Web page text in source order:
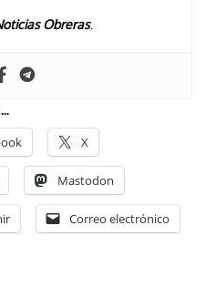
Obreras.
X
Mastodon
Correo electrónico